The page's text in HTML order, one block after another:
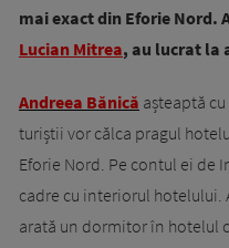
mai exact din Eforie Nord.
Lucian Mitrea, au lucrat la
Andreea Bănică așteaptă
turiștii vor călca pragul
Eforie Nord. Pe contul ei de
cadre cu interiorul hotelului.
arată un dormitor în hotelul